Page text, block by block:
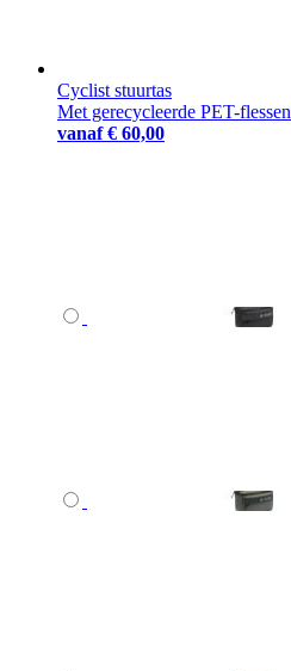
Cyclist stuurtas
Met gerecycleerde PET-flessen
vanaf € 60,00